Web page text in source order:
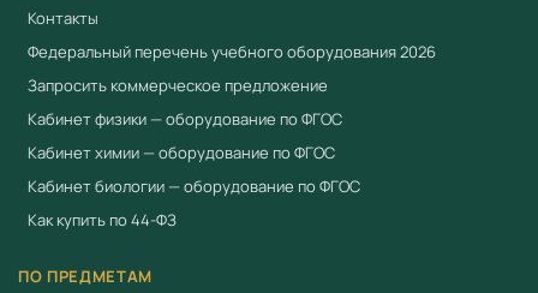
Оборудование применяется в образовательном
процессе для проведения практических занятий,
лабораторных работ и демонстрационных
экспериментов. Соответствует требованиям ФГОС и
Приказа № 838 Минпросвещения от 28.11.2024 к
оснащению образовательных учреждений.
Соответствует ФГОС и Приказу № 838
Контакты
Федеральный перечень учебного оборудования 2026
Запросить коммерческое предложение
Кабинет физики — оборудование по ФГОС
Кабинет химии — оборудование по ФГОС
Кабинет биологии — оборудование по ФГОС
Как купить по 44-ФЗ
ПО ПРЕДМЕТАМ